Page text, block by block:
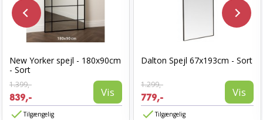
New Yorker spejl - 180x90cm
- Sort
1.399,-
839,- Vis
Tilgængelig
Dalton Spejl 67x193cm - Sort
1.299,-
779,- Vis
Tilgængelig